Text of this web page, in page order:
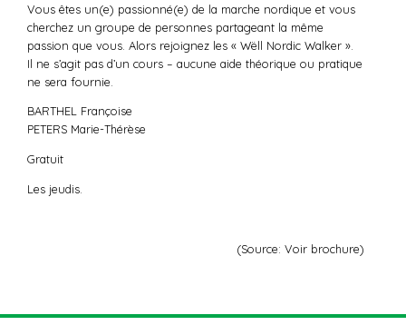
Vous êtes un(e) passionné(e) de la marche nordique et vous
cherchez un groupe de personnes partageant la même
passion que vous. Alors rejoignez les « Wëll Nordic Walker ».
Il ne s’agit pas d’un cours – aucune aide théorique ou pratique
ne sera fournie.
BARTHEL Françoise
PETERS Marie-Thérèse
Gratuit
Les jeudis.
(Source: Voir brochure)